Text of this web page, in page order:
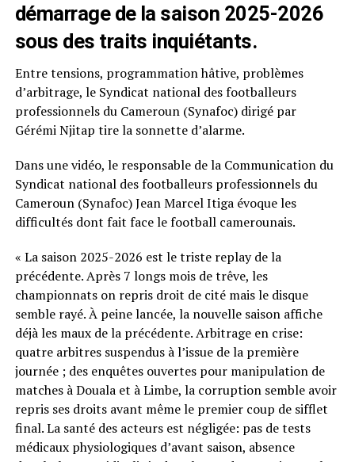
démarrage de la saison 2025-2026
sous des traits inquiétants.
Entre tensions, programmation hâtive, problèmes
d’arbitrage, le Syndicat national des footballeurs
professionnels du Cameroun (Synafoc) dirigé par
Gérémi Njitap tire la sonnette d’alarme.
Dans une vidéo, le responsable de la Communication du
Syndicat national des footballeurs professionnels du
Cameroun (Synafoc) Jean Marcel Itiga évoque les
difficultés dont fait face le football camerounais.
« La saison 2025-2026 est le triste replay de la
précédente. Après 7 longs mois de trêve, les
championnats on repris droit de cité mais le disque
semble rayé. À peine lancée, la nouvelle saison affiche
déjà les maux de la précédente. Arbitrage en crise:
quatre arbitres suspendus à l’issue de la première
journée ; des enquêtes ouvertes pour manipulation de
matches à Douala et à Limbe, la corruption semble avoir
repris ses droits avant même le premier coup de sifflet
final. La santé des acteurs est négligée: pas de tests
médicaux physiologiques d’avant saison, absence